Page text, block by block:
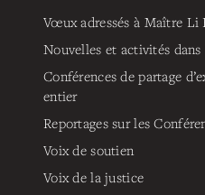
Vœux adressés à Maître Li
Nouvelles et activités
Conférences de partage
entier
Reportages sur les
Voix de soutien
Voix de la justice